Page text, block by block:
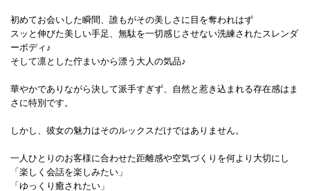
初めてお会いした瞬間、誰もがその美しさに目を奪われはず
スッと伸びた美しい手足、無駄を一切感じさせない洗練されたスレンダ
ーボディ♪
そして凛とした佇まいから漂う大人の気品♪
華やかでありながら決して派手すぎず、自然と惹き込まれる存在感はま
さに特別です。
しかし、彼女の魅力はそのルックスだけではありません。
一人ひとりのお客様に合わせた距離感や空気づくりを何より大切にし
「楽しく会話を楽しみたい」
「ゆっくり癒されたい」